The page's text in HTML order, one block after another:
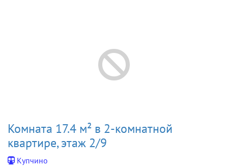
Комната 17.4 м² в 2-комнатной
квартире, этаж 2/9
Купчино